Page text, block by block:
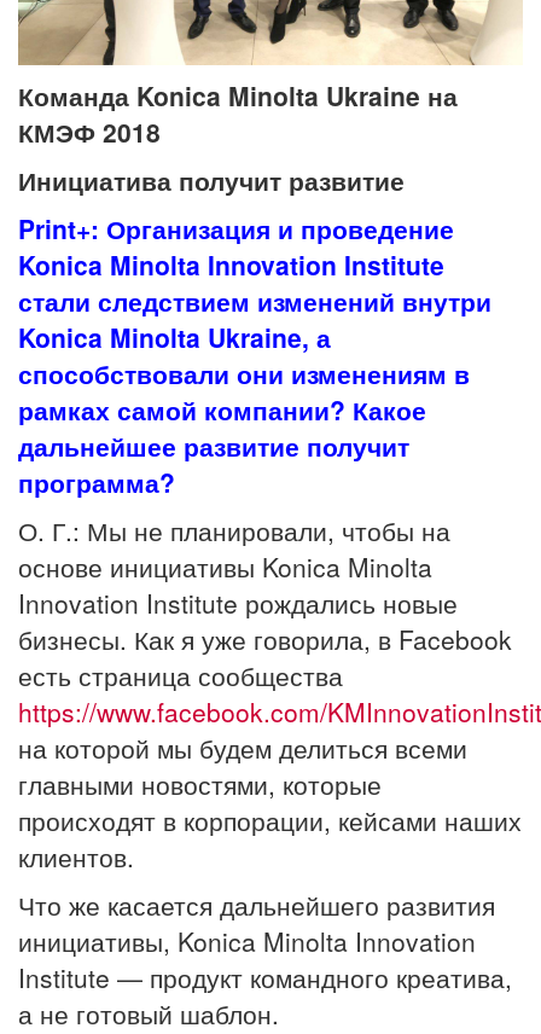
Команда Konica Minolta Ukraine на
КМЭФ 2018
Инициатива получит развитие
Print+: Организация и проведение
Konica Minolta Innovation Institute
стали следствием изменений внутри
Konica Minolta Ukraine, а
способствовали они изменениям в
рамках самой компании? Какое
дальнейшее развитие получит
программа?
О. Г.: Мы не планировали, чтобы на
основе инициативы Konica Minolta
Innovation Institute рождались новые
бизнесы. Как я уже говорила, в Facebook
есть страница сообщества
https://www.facebook.com/
на которой мы будем делиться всеми
главными новостями, которые
происходят в корпорации, кейсами наших
клиентов.
Что же касается дальнейшего развития
инициативы, Konica Minolta Innovation
Institute — продукт командного креатива,
а не готовый шаблон.